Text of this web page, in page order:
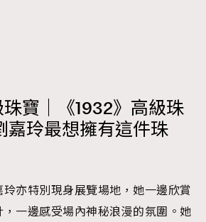
寶｜《1932》高級珠
嘉玲最想擁有這件珠
亦特別現身展覽場地，她一邊欣賞
一邊感受場內神秘浪漫的氛圍。她